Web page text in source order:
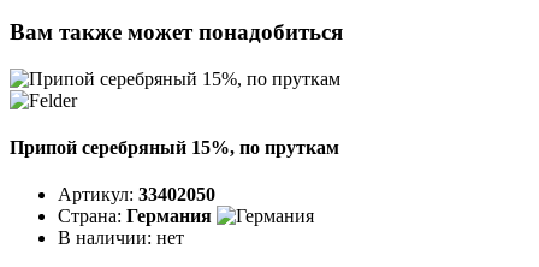
Вам также может понадобиться
Припой серебряный 15%, по пруткам
Артикул: 33402050
Страна: Германия
В наличии: нет